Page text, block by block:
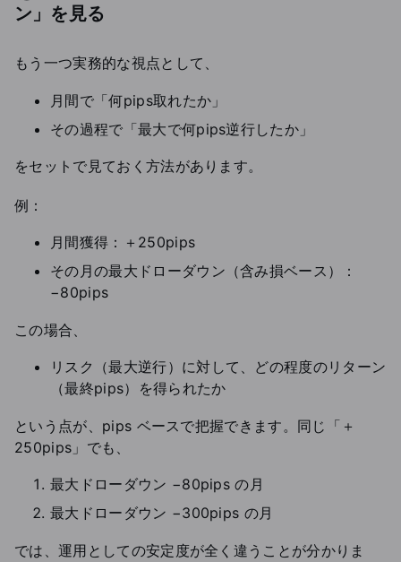
ン」を見る
もう一つ実務的な視点として、
月間で「何pips取れたか」
その過程で「最大で何pips逆行したか」
をセットで見ておく方法があります。
例：
月間獲得：＋250pips
その月の最大ドローダウン（含み損ベース）：
−80pips
この場合、
リスク（最大逆行）に対して、どの程度のリターン
（最終pips）を得られたか
という点が、pips ベースで把握できます。同じ「＋
250pips」でも、
最大ドローダウン −80pips の月
最大ドローダウン −300pips の月
では、運用としての安定度が全く違うことが分かりま